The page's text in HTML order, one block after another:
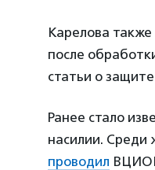
Карелова
после
статьи о
Ранее стало
насилии.
проводил